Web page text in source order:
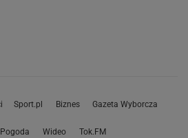
Sport.pl Biznes Gazeta Wyborcza
Pogoda Wideo Tok.FM